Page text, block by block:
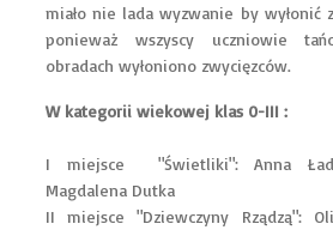
miało nie lada wyzwanie by wyłonić
ponieważ wszyscy uczniowie
obradach wyłoniono zwycięzców.
W kategorii wiekowej klas 0-III :
I miejsce "Świetliki": Anna
Magdalena Dutka
II miejsce "Dziewczyny Rządzą":